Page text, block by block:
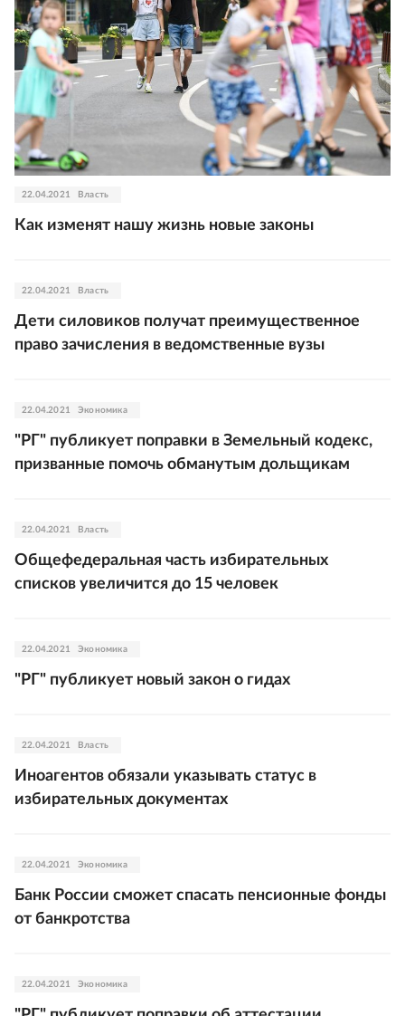
22.04.2021 Власть
Как изменят нашу жизнь новые законы
22.04.2021 Власть
Дети силовиков получат преимущественное
право зачисления в ведомственные вузы
22.04.2021 Экономика
"РГ" публикует поправки в Земельный кодекс,
призванные помочь обманутым дольщикам
22.04.2021 Власть
Общефедеральная часть избирательных
списков увеличится до 15 человек
22.04.2021 Экономика
"РГ" публикует новый закон о гидах
22.04.2021 Власть
Иноагентов обязали указывать статус в
избирательных документах
22.04.2021 Экономика
Банк России сможет спасать пенсионные фонды
от банкротства
22.04.2021 Экономика